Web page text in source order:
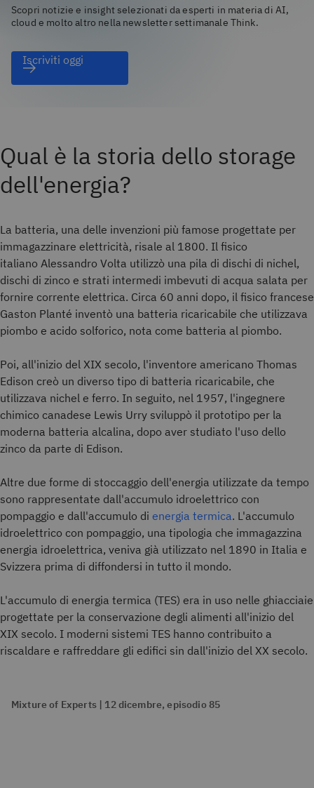
Scopri notizie e insight selezionati da esperti in materia di AI,
cloud e molto altro nella newsletter settimanale Think.
Iscriviti oggi
Qual è la storia dello storage
dell'energia?
La batteria, una delle invenzioni più famose progettate per
immagazzinare elettricità, risale al 1800. Il fisico
italiano Alessandro Volta utilizzò una pila di dischi di nichel,
dischi di zinco e strati intermedi imbevuti di acqua salata per
fornire corrente elettrica. Circa 60 anni dopo, il fisico francese
Gaston Planté inventò una batteria ricaricabile che utilizzava
piombo e acido solforico, nota come batteria al piombo.
Poi, all'inizio del XIX secolo, l'inventore americano Thomas
Edison creò un diverso tipo di batteria ricaricabile, che
utilizzava nichel e ferro. In seguito, nel 1957, l'ingegnere
chimico canadese Lewis Urry sviluppò il prototipo per la
moderna batteria alcalina, dopo aver studiato l'uso dello
zinco da parte di Edison.
Altre due forme di stoccaggio dell'energia utilizzate da tempo
sono rappresentate dall'accumulo idroelettrico con
pompaggio e dall'accumulo di energia termica. L'accumulo
idroelettrico con pompaggio, una tipologia che immagazzina
energia idroelettrica, veniva già utilizzato nel 1890 in Italia e
Svizzera prima di diffondersi in tutto il mondo.
L'accumulo di energia termica (TES) era in uso nelle ghiacciaie
progettate per la conservazione degli alimenti all'inizio del
XIX secolo. I moderni sistemi TES hanno contribuito a
riscaldare e raffreddare gli edifici sin dall'inizio del XX secolo.
Mixture of Experts | 12 dicembre, episodio 85